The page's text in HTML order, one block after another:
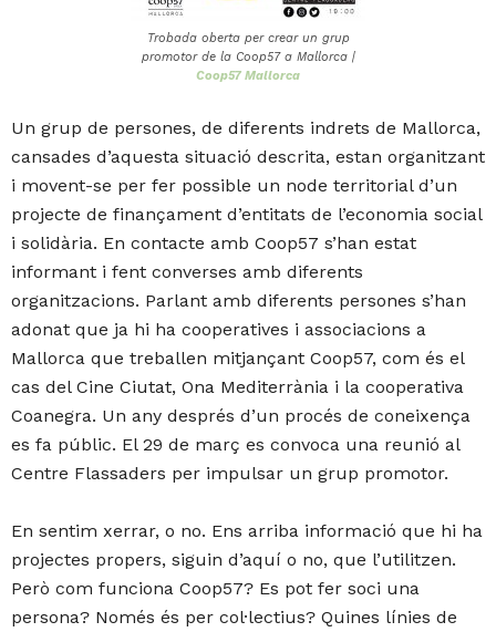
Trobada oberta per crear un grup
promotor de la Coop57 a Mallorca |
Coop57 Mallorca
Un grup de persones, de diferents indrets de Mallorca,
cansades d’aquesta situació descrita, estan organitzant
i movent-se per fer possible un node territorial d’un
projecte de finançament d’entitats de l’economia social
i solidària. En contacte amb Coop57 s’han estat
informant i fent converses amb diferents
organitzacions. Parlant amb diferents persones s’han
adonat que ja hi ha cooperatives i associacions a
Mallorca que treballen mitjançant Coop57, com és el
cas del Cine Ciutat, Ona Mediterrània i la cooperativa
Coanegra. Un any després d’un procés de coneixença
es fa públic. El 29 de març es convoca una reunió al
Centre Flassaders per impulsar un grup promotor.
En sentim xerrar, o no. Ens arriba informació que hi ha
projectes propers, siguin d’aquí o no, que l’utilitzen.
Però com funciona Coop57? Es pot fer soci una
persona? Només és per col·lectius? Quines línies de